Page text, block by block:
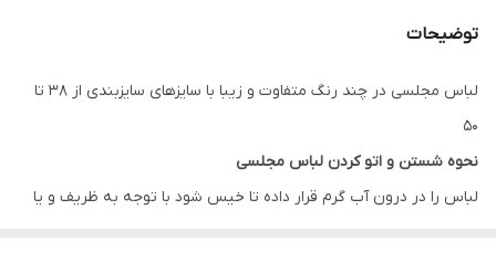
توضیحات
لباس مجلسی در چند رنگ متفاوت و زیبا با سایزهای سایزبندی از 38 تا
50
نحوه شستن و اتو کردن لباس مجلسی
لباس را در درون آب گرم قرار داده تا خیس شود با توجه به ظریف و یا